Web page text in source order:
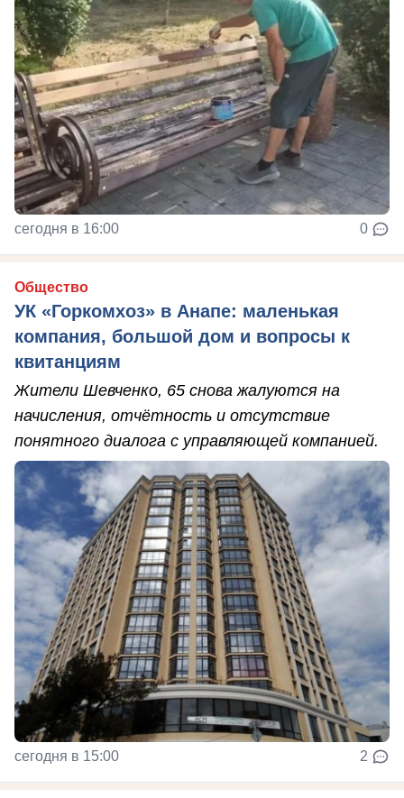
сегодня в 16:00 0
Общество
УК «Горкомхоз» в Анапе: маленькая
компания, большой дом и вопросы к
квитанциям
Жители Шевченко, 65 снова жалуются на
начисления, отчётность и отсутствие
понятного диалога с управляющей компанией.
сегодня в 15:00 2